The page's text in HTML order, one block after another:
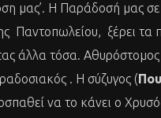
μας’. Η Παράδοσή μας
Παντοπωλείου, ξέρει τα
άλλα τόσα. Αθυρόστομος
. Η σύζυγος (
να το κάνει ο